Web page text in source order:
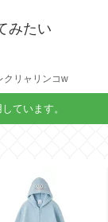
みたい
クリャリンコw
ています。